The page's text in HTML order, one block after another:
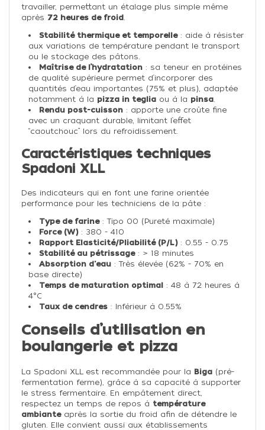
travailler, permettant un étalage plus simple même
après 72 heures de froid
Stabilité thermique et temporelle: aide à résister
aux variations de température pendant le transport
ou le stockage des pâtons.
Maîtrise de l’hydratation: sa teneur en protéines
de qualité supérieure permet d’incorporer des
quantités d’eau importantes (75% et plus), adaptée
notamment à la pizza in teglia ou à la pinsa
Rendu post-cuisson: apporte une croûte fine
avec un craquant durable, limitant l’effet
“caoutchouc” lors du refroidissement.
Caractéristiques techniques
Spadoni XLL
Des indicateurs qui en font une farine orientée
performance pour les techniciens de la pâte :
Type de farine: Tipo 00 (Pureté maximale)
Force (W): 380 - 410
Rapport Elasticité/Pliabilité (P/L): 0.55 - 0.75
Stabilité au pétrissage: > 18 minutes
Absorption d'eau: Très élevée (62% - 70% en
base directe)
Temps de maturation optimal: 48 à 72 heures à
4°C
Taux de cendres: Inférieur à 0.55%
Conseils d’utilisation en
boulangerie et pizza
La Spadoni XLL est recommandée pour la Biga (pré-
fermentation ferme), grâce à sa capacité à supporter
le stress fermentaire. En empâtement direct,
respectez un temps de repos à température
ambianteaprès la sortie du froid afin de détendre le
gluten. Elle convient aussi aux établissements